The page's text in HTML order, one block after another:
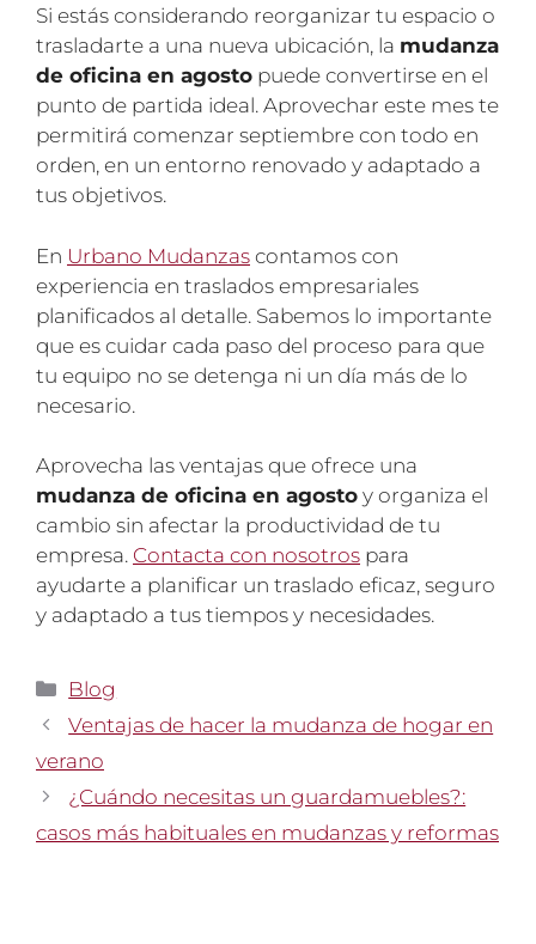
Si estás considerando reorganizar tu espacio o
trasladarte a una nueva ubicación, la mudanza
de oficina en agosto puede convertirse en el
punto de partida ideal. Aprovechar este mes te
permitirá comenzar septiembre con todo en
orden, en un entorno renovado y adaptado a
tus objetivos.
En Urbano Mudanzas contamos con
experiencia en traslados empresariales
planificados al detalle. Sabemos lo importante
que es cuidar cada paso del proceso para que
tu equipo no se detenga ni un día más de lo
necesario.
Aprovecha las ventajas que ofrece una
mudanza de oficina en agosto y organiza el
cambio sin afectar la productividad de tu
empresa. Contacta con nosotros para
ayudarte a planificar un traslado eficaz, seguro
y adaptado a tus tiempos y necesidades.
Categorías
Blog
Ventajas de hacer la mudanza de hogar en
verano
¿Cuándo necesitas un guardamuebles?:
casos más habituales en mudanzas y reformas